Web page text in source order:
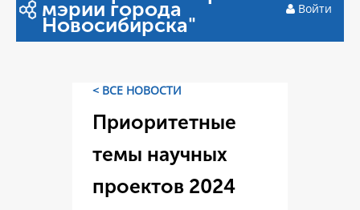
мэрии города
Новосибирска"
Войти
< ВСЕ НОВОСТИ
Приоритетные
темы научных
проектов 2024